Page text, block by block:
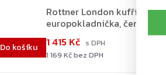
Do košíku
Rottner London kufříková
europokladnička, černá
1 169 Kč bez DPH
1 415 Kč